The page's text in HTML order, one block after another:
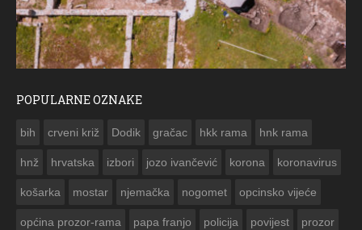
POPULARNE OZNAKE
bih crveni križ Dodik gračac hkk rama hnk rama
hnž hrvatska izbori jozo ivančević korona koronavirus
košarka mostar njemačka nogomet opcinsko vijeće
općina prozor-rama papa franjo policija povijest prozor